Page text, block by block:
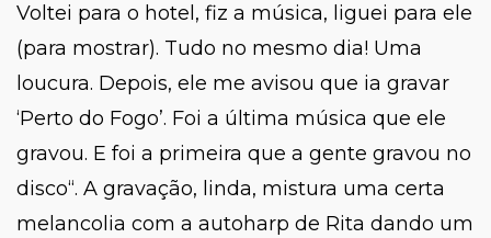
Voltei para o hotel, fiz a música, liguei para ele
(para mostrar). Tudo no mesmo dia! Uma
loucura. Depois, ele me avisou que ia gravar
‘Perto do Fogo’. Foi a última música que ele
gravou. E foi a primeira que a gente gravou no
disco“. A gravação, linda, mistura uma certa
melancolia com a autoharp de Rita dando um